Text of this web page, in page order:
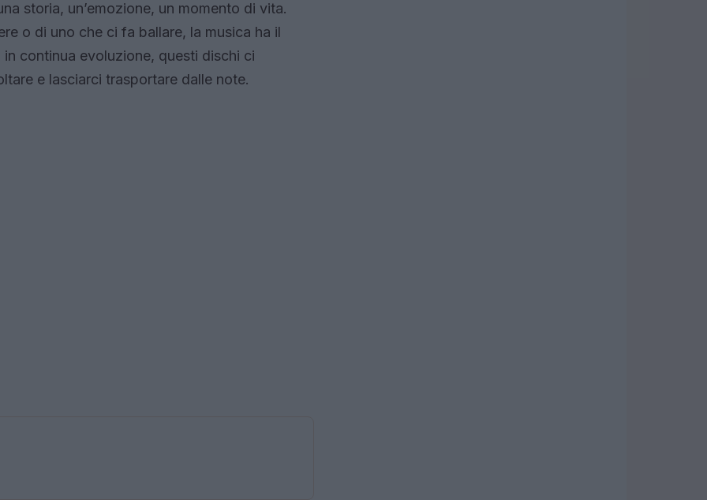
storia, un’emozione, un momento di vita.
o di uno che ci fa ballare, la musica ha il
continua evoluzione, questi dischi ci
e lasciarci trasportare dalle note.